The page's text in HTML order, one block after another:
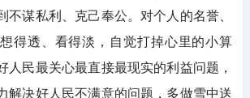
不谋私利、克己奉公。对个人的名誉、
得透、看得淡，自觉打掉心里的小算
人民最关心最直接最现实的利益问题，
解决好人民不满意的问题，多做雪中送